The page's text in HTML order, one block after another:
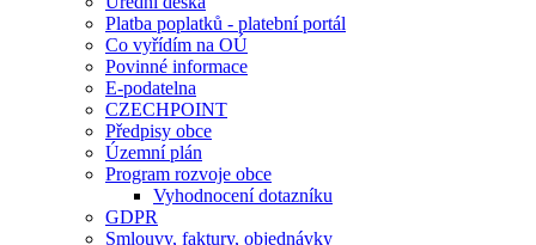
Platba poplatků - platební portál
Co vyřídím na OÚ
Povinné informace
E-podatelna
CZECHPOINT
Předpisy obce
Územní plán
Program rozvoje obce
Vyhodnocení dotazníku
GDPR
Smlouvy, faktury, objednávky